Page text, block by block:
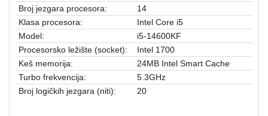
Software
Sve
kategorije
Broj jezgara procesora:
14
Klasa procesora:
Intel Core i5
Model:
i5-14600KF
Procesorsko ležište (socket):
Intel 1700
Keš memorija:
24MB Intel Smart Cache
Turbo frekvencija:
5.3GHz
Broj logičkih jezgara (niti):
20